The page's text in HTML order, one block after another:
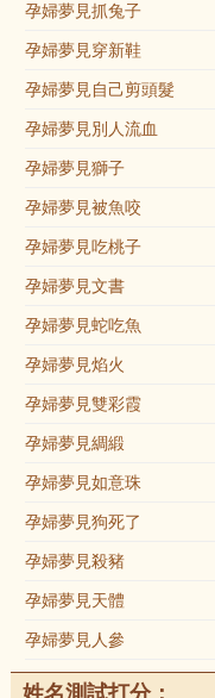
孕婦夢見抓兔子
孕婦夢見穿新鞋
孕婦夢見自己剪頭髮
孕婦夢見別人流血
孕婦夢見獅子
孕婦夢見被魚咬
孕婦夢見吃桃子
孕婦夢見文書
孕婦夢見蛇吃魚
孕婦夢見焰火
孕婦夢見雙彩霞
孕婦夢見綢緞
孕婦夢見如意珠
孕婦夢見狗死了
孕婦夢見殺豬
孕婦夢見天體
孕婦夢見人參
姓名測試打分：